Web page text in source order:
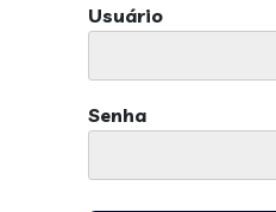
Usuário
Senha